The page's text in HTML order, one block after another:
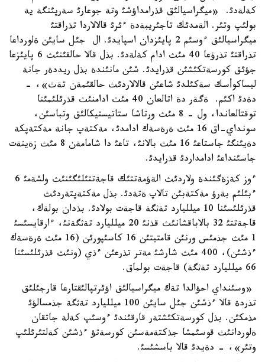
كةلةدئ. «ميگراسيالئق قذرامداؤشئ وتة جوعارئ سةرپئنگة ية
بولئپ وتئر. الةمدئك تاجئريبةدة ءئرئ قالالاردا تذراقتئ
ميگراسيالئق ءوسئم 2 پايئزدان اسپايدئ. ال جئل سايئن ةلورداعا
تذراقتئ تذرؤعا 40 مئث ادام كةلةدئ. بذل قالا حالقئنئث 6 پايئزعا
جؤئق كورسةتكئشئن قذرايدئ. شئن مانئندة بذل ريددةر جانة
ليساكوأسك سةكئلدئ شاعئن قالالاردئث حالقئمةن تةث»، -
دةدئ اكئم. ةگةر دة اتالعان 40 مئث ادامنئث قذرئلئمئنا
توقتالعاندا، ول - 8 مئث ورتاشا ستاتيستيكالئق وتباسئن،
سونداي-اق 16 مئث ةرةسةك ادامدئ، مةكتةپ جانة مةكتةپكة
دةيئنگئ جاستاعئ 16 مئث بالانئ، تاعئ دا شامامةن 8 مئث زةينةت
جاسئنداعئ ادامداردئ قذرايدئ.
ءوز كةزةگئندة ولاردئث الةؤمةتتئك قاجةتتئلئگئنئث ولشةمئ 6
ءبئلئم بةرؤ مةكتةبئن تالاپ ةتةدئ. بذل مةكتةپتةردئث
قذرئلئسئنا 10 ميلليارد تةثگة قاجةت بولادئ. بذدان بولةك،
قاجةتتئ 32 بالاباقشانئث قذنئ 20 ميلليارد تةثگةنئ، ءارقايسئسئ
1 مئث جذمئس ورنئن قامتيتئن 16 كاسئپورئن (16 مئث ةرةسةك
ءذشئن)، 400 مئث شارشئ مةتر تذرعئن ءذي (ونئث قذرئلئسئنا
66 ميلليارد تةثگة) قاجةت بولماق.
«وسئنداي احؤالدا تةك ميگراسيالئق اؤئرتپالئقتارعا قارجئلئق
تذردة قالا ءذشئن جئل سايئن 100 ميلليارد تةثگة جذمسالؤئ
مذمكئن. بذل كورسةتكئشتةر قارقئندئ ءوسئپ كةلة جاتقان
ةلوردانئث قوسئمشا جذكتةمةسئن كورسةتؤ ءذشئن كةلتئرئلئپ
وتئر»، - دةيدئ قالا باسشئسئ.